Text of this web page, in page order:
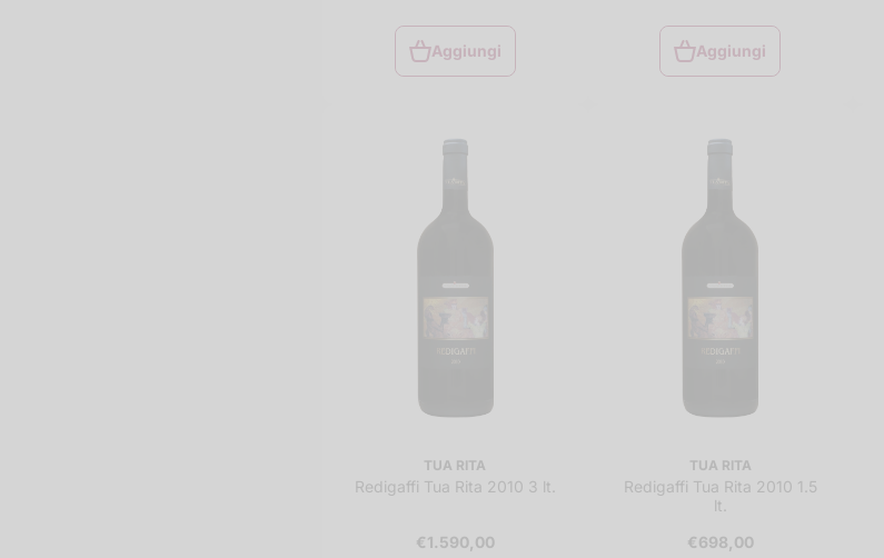
Aggiungi
Aggiungi
Aggiungi
Aggiungi
TUA RITA
Redigaffi Tua Rita 2010 3 lt.
€1.590,00
TUA RITA
Redigaffi Tua Rita 2010 1.5
lt.
€698,00